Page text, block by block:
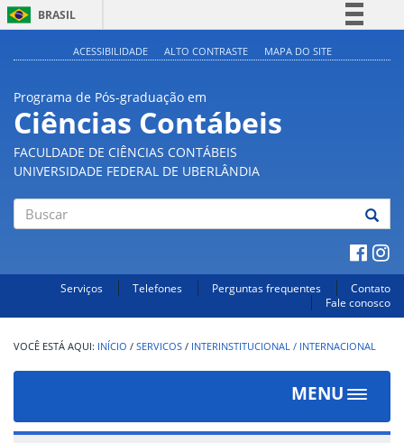
BRASIL
Acesso à informação
ACESSIBILIDADE ALTO CONTRASTE MAPA DO SITE
Programa de Pós-graduação em
Ciências Contábeis
FACULDADE DE CIÊNCIAS CONTÁBEIS
UNIVERSIDADE FEDERAL DE UBERLÂNDIA
Serviços Telefones Perguntas frequentes
Contato
Fale conosco
INÍCIO / SERVICOS / INTERINSTITUCIONAL / INTERNACIONAL
MENU
Toggle